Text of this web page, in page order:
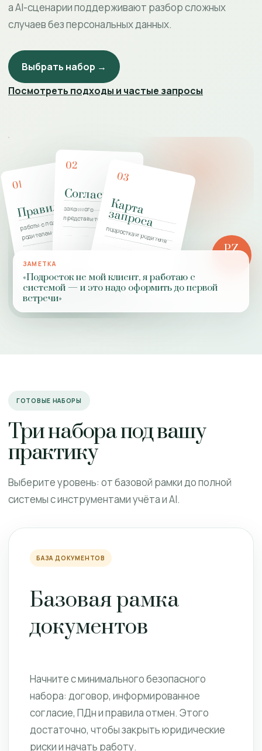
а AI-сценарии поддерживают разбор сложных
случаев без персональных данных.
Выбрать набор →
Посмотреть подходы и частые запросы
01
Правила
работы с подростком и
родителем
02
Согласие
законного
представителя
03
К
а
р
т
а
з
а
п
р
о
с
а
подростка и родителя
PZ
ЗАМЕТКА
«Подросток не мой клиент, я работаю с
системой — и это надо оформить до первой
встречи»
ГОТОВЫЕ НАБОРЫ
Три набора под вашу
практику
Выберите уровень: от базовой рамки до полной
системы с инструментами учёта и AI.
БАЗА ДОКУМЕНТОВ
Базовая рамка
документов
Начните с минимального безопасного
набора: договор, информированное
согласие, ПДн и правила отмен. Этого
достаточно, чтобы закрыть юридические
риски и начать работу.